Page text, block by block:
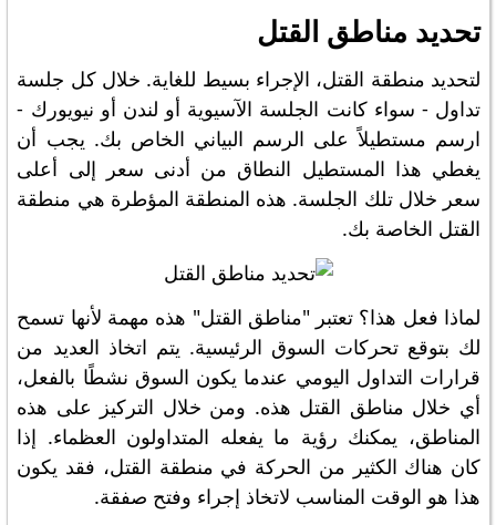
تحديد مناطق القتل
لتحديد منطقة القتل، الإجراء بسيط للغاية. خلال كل جلسة
تداول - سواء كانت الجلسة الآسيوية أو لندن أو نيويورك -
ارسم مستطيلاً على الرسم البياني الخاص بك. يجب أن
يغطي هذا المستطيل النطاق من أدنى سعر إلى أعلى
سعر خلال تلك الجلسة. هذه المنطقة المؤطرة هي منطقة
القتل الخاصة بك.
لماذا فعل هذا؟ تعتبر "مناطق القتل" هذه مهمة لأنها تسمح
لك بتوقع تحركات السوق الرئيسية. يتم اتخاذ العديد من
قرارات التداول اليومي عندما يكون السوق نشطًا بالفعل،
أي خلال مناطق القتل هذه. ومن خلال التركيز على هذه
المناطق، يمكنك رؤية ما يفعله المتداولون العظماء. إذا
كان هناك الكثير من الحركة في منطقة القتل، فقد يكون
هذا هو الوقت المناسب لاتخاذ إجراء وفتح صفقة.